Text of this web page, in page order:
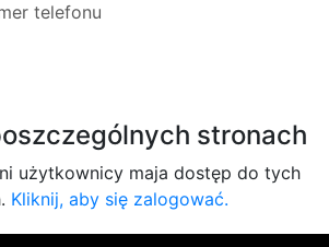
telefonu
stronach
użytkownicy maja dostęp do tych
Kliknij, aby się zalogować.